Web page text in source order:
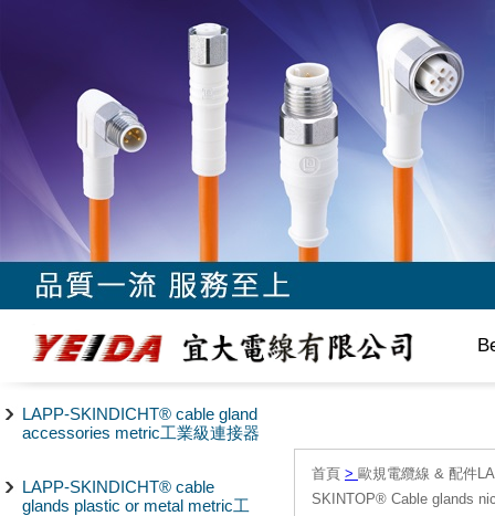
LAPP-SKINDICHT® cable gland
accessories metric工業級連接器
LAPP-SKINDICHT® cable
glands plastic or metal metric工
首頁 > 歐規電纜線 & 配件
SKINTOP® Cable glands